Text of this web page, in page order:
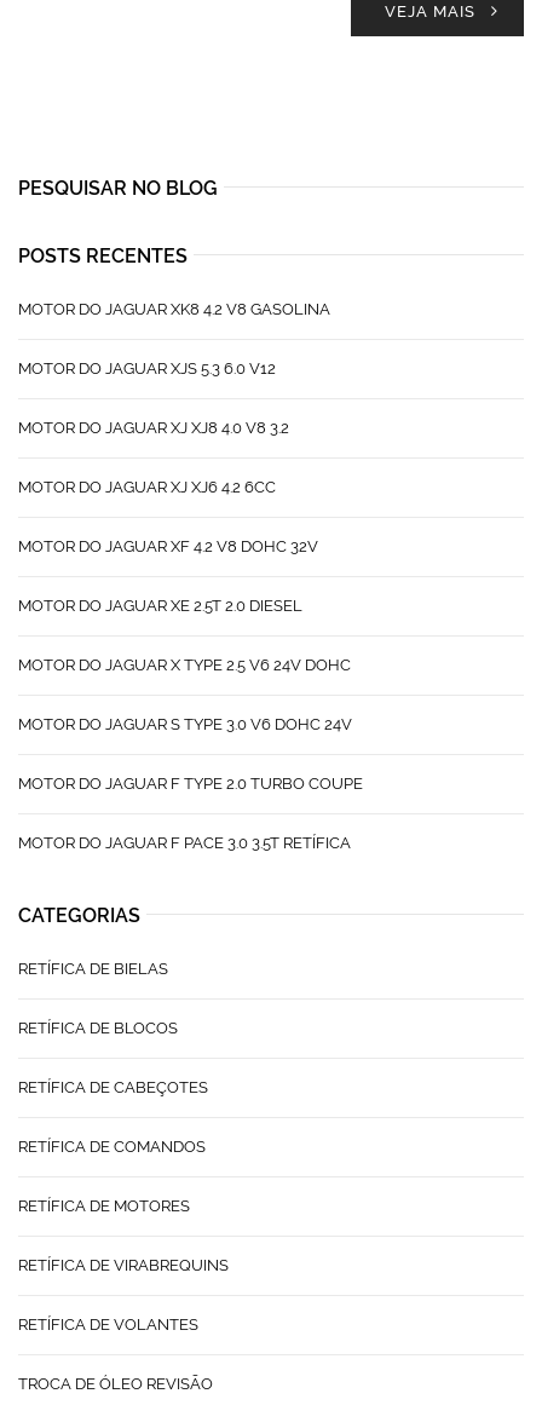
VEJA MAIS
PESQUISAR NO BLOG
POSTS RECENTES
MOTOR DO JAGUAR XK8 4.2 V8 GASOLINA
MOTOR DO JAGUAR XJS 5.3 6.0 V12
MOTOR DO JAGUAR XJ XJ8 4.0 V8 3.2
MOTOR DO JAGUAR XJ XJ6 4.2 6CC
MOTOR DO JAGUAR XF 4.2 V8 DOHC 32V
MOTOR DO JAGUAR XE 2.5T 2.0 DIESEL
MOTOR DO JAGUAR X TYPE 2.5 V6 24V DOHC
MOTOR DO JAGUAR S TYPE 3.0 V6 DOHC 24V
MOTOR DO JAGUAR F TYPE 2.0 TURBO COUPE
MOTOR DO JAGUAR F PACE 3.0 3.5T RETÍFICA
CATEGORIAS
RETÍFICA DE BIELAS
RETÍFICA DE BLOCOS
RETÍFICA DE CABEÇOTES
RETÍFICA DE COMANDOS
RETÍFICA DE MOTORES
RETÍFICA DE VIRABREQUINS
RETÍFICA DE VOLANTES
TROCA DE ÓLEO REVISÃO